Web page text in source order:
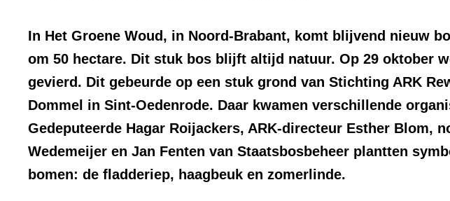
element:
Foto
In Het Groene Woud, in Noord-Brabant, komt blijvend nieuw
om 50 hectare. Dit stuk bos blijft altijd natuur. Op 29 oktober
gevierd. Dit gebeurde op een stuk grond van Stichting ARK
Dommel in Sint-Oedenrode. Daar kwamen verschillende
Gedeputeerde Hagar Roijackers, ARK-directeur Esther Blom,
Wedemeijer en Jan Fenten van Staatsbosbeheer plantten
bomen: de fladderiep, haagbeuk en zomerlinde.